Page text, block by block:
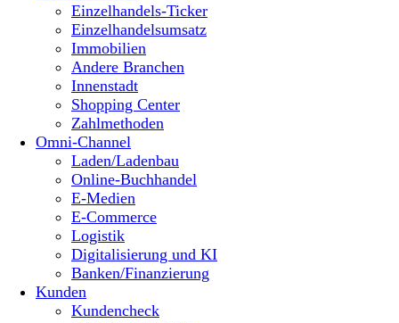
Einzelhandels-Ticker
Einzelhandelsumsatz
Immobilien
Andere Branchen
Innenstadt
Shopping Center
Zahlmethoden
Omni-Channel
Laden/Ladenbau
Online-Buchhandel
E-Medien
E-Commerce
Logistik
Digitalisierung und KI
Banken/Finanzierung
Kunden
Kundencheck